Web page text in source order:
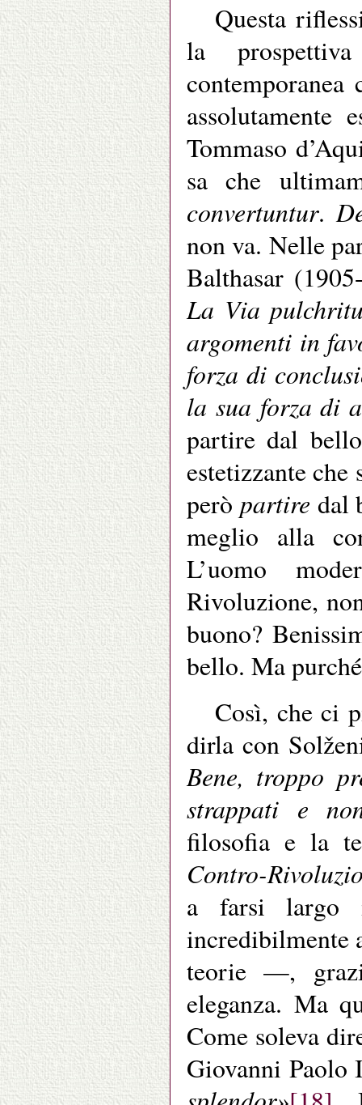
Questa
la
contemporanea
assolutamente
Tommaso
sa che
convertuntur.
non va. Nelle
Balthasar
La Via
argomenti in
forza di
la sua forza di
partire dal
estetizzante che
però partire dal
meglio alla
L’uomo
Rivoluzione,
buono?
bello. Ma
Così, che ci
dirla con
Bene, troppo
strappati e
filosofia e la
Contro-
a farsi largo
teorie —,
eleganza. Ma
Come soleva
Giovanni